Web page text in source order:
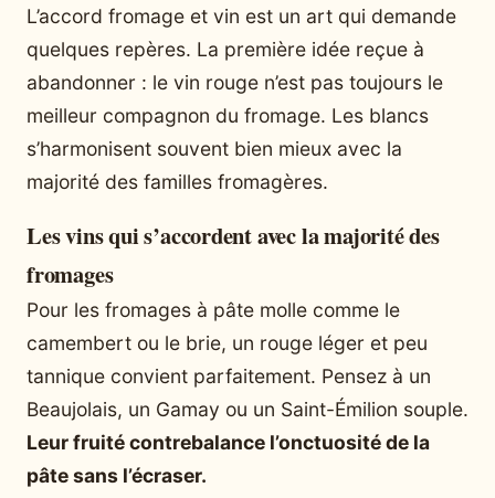
L’accord fromage et vin est un art qui demande
quelques repères. La première idée reçue à
abandonner : le vin rouge n’est pas toujours le
meilleur compagnon du fromage. Les blancs
s’harmonisent souvent bien mieux avec la
majorité des familles fromagères.
Les vins qui s’accordent avec la majorité des
fromages
Pour les fromages à pâte molle comme le
camembert ou le brie, un rouge léger et peu
tannique convient parfaitement. Pensez à un
Beaujolais, un Gamay ou un Saint-Émilion souple.
Leur fruité contrebalance l’onctuosité de la
pâte sans l’écraser.